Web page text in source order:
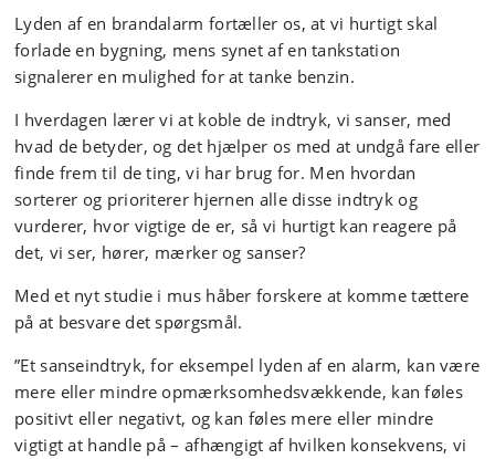
Lyden af en brandalarm fortæller os, at vi hurtigt skal
forlade en bygning, mens synet af en tankstation
signalerer en mulighed for at tanke benzin.
I hverdagen lærer vi at koble de indtryk, vi sanser, med
hvad de betyder, og det hjælper os med at undgå fare eller
finde frem til de ting, vi har brug for. Men hvordan
sorterer og prioriterer hjernen alle disse indtryk og
vurderer, hvor vigtige de er, så vi hurtigt kan reagere på
det, vi ser, hører, mærker og sanser?
Med et nyt studie i mus håber forskere at komme tættere
på at besvare det spørgsmål.
”Et sanseindtryk, for eksempel lyden af en alarm, kan være
mere eller mindre opmærksomhedsvækkende, kan føles
positivt eller negativt, og kan føles mere eller mindre
vigtigt at handle på – afhængigt af hvilken konsekvens, vi